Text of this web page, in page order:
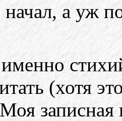
а уж
(хотя